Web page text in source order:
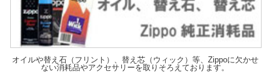
オイルや替え石（フリント）、替え芯（ウィック）等、Zippoに欠かせ
ない消耗品やアクセサリーを取りそろえております。